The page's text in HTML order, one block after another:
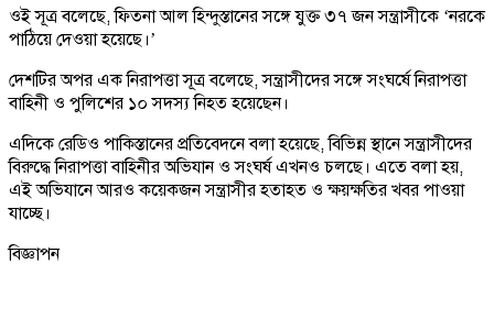
ওই সূত্র বলেছে, ফিতনা আল হিন্দুস্তানের সঙ্গে যুক্ত ৩৭ জন সন্ত্রাসীকে ‘নরকে
পাঠিয়ে দেওয়া হয়েছে।’
দেশটির অপর এক নিরাপত্তা সূত্র বলেছে, সন্ত্রাসীদের সঙ্গে সংঘর্ষে নিরাপত্তা
বাহিনী ও পুলিশের ১০ সদস্য নিহত হয়েছেন।
এদিকে রেডিও পাকিস্তানের প্রতিবেদনে বলা হয়েছে, বিভিন্ন স্থানে সন্ত্রাসীদের
বিরুদ্ধে নিরাপত্তা বাহিনীর অভিযান ও সংঘর্ষ এখনও চলছে। এতে বলা হয়,
এই অভিযানে আরও কয়েকজন সন্ত্রাসীর হতাহত ও ক্ষয়ক্ষতির খবর পাওয়া
যাচ্ছে।
বিজ্ঞাপন